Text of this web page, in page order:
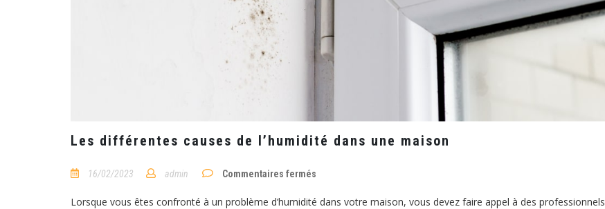
Les différentes causes de l’humidité dans une maison
16/02/2023 admin Commentaires fermés
causes
Lorsque vous êtes confronté à un problème d’humidité dans votre maison, vous devez faire appel à des professionnels